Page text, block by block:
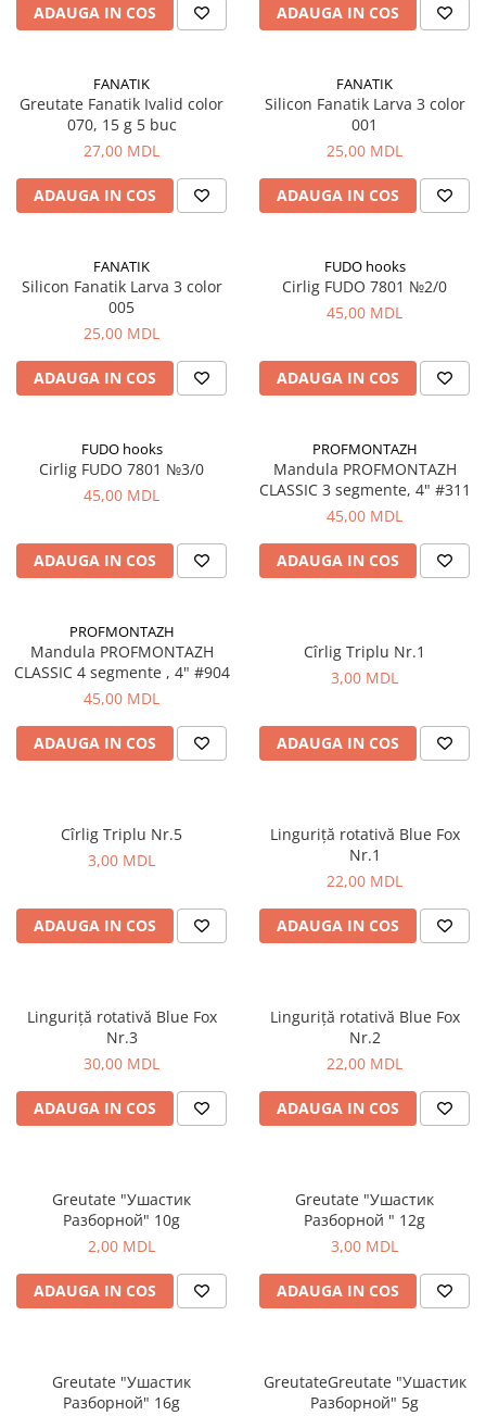
Naluci
Forfaci la rapitor
Momeli la rapitor
Nada si momeala
Nada
Pelete
Momeala artificiala
Seminte si mix de seminte
Aditivi, arome, dipuri
Bagajerie pescuit
Genti
Penare
Accesorii conexe pescuit
Cântare
Instrumente
Ochelari
Accesorii
Aragazuri, incalzitoare
Frigidere
Paturi
Saci de dormit, saltele, perne
Vesela
Imbracaminte, incaltaminte
Incaltaminte
Monturi
ADAUGA IN COS ADAUGA IN COS
FANATIK
Greutate Fanatik Ivalid color
070, 15 g 5 buc
27,00 MDL
ADAUGA IN COS
FANATIK
Silicon Fanatik Larva 3 color
001
25,00 MDL
ADAUGA IN COS
FANATIK
Silicon Fanatik Larva 3 color
005
25,00 MDL
ADAUGA IN COS
FUDO hooks
Cirlig FUDO 7801 №2/0
45,00 MDL
ADAUGA IN COS
FUDO hooks
Cirlig FUDO 7801 №3/0
45,00 MDL
ADAUGA IN COS
PROFMONTAZH
Mandula PROFMONTAZH
CLASSIC 3 segmente, 4" #311
45,00 MDL
ADAUGA IN COS
PROFMONTAZH
Mandula PROFMONTAZH
CLASSIC 4 segmente , 4" #904
45,00 MDL
ADAUGA IN COS
Cîrlig Triplu Nr.1
3,00 MDL
ADAUGA IN COS
Cîrlig Triplu Nr.5
3,00 MDL
ADAUGA IN COS
Linguriță rotativă Blue Fox
Nr.1
22,00 MDL
ADAUGA IN COS
Linguriță rotativă Blue Fox
Nr.3
30,00 MDL
ADAUGA IN COS
Linguriță rotativă Blue Fox
Nr.2
22,00 MDL
ADAUGA IN COS
Greutate "Ушастик
Разборной" 10g
2,00 MDL
ADAUGA IN COS
Greutate "Ушастик
Разборной " 12g
3,00 MDL
ADAUGA IN COS
Greutate "Ушастик
Разборной" 16g
GreutateGreutate "Ушастик
Разборной" 5g